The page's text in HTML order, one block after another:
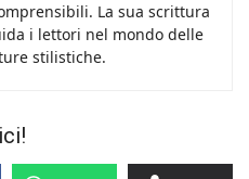
La sua scrittura
i lettori nel mondo delle
stilistiche.